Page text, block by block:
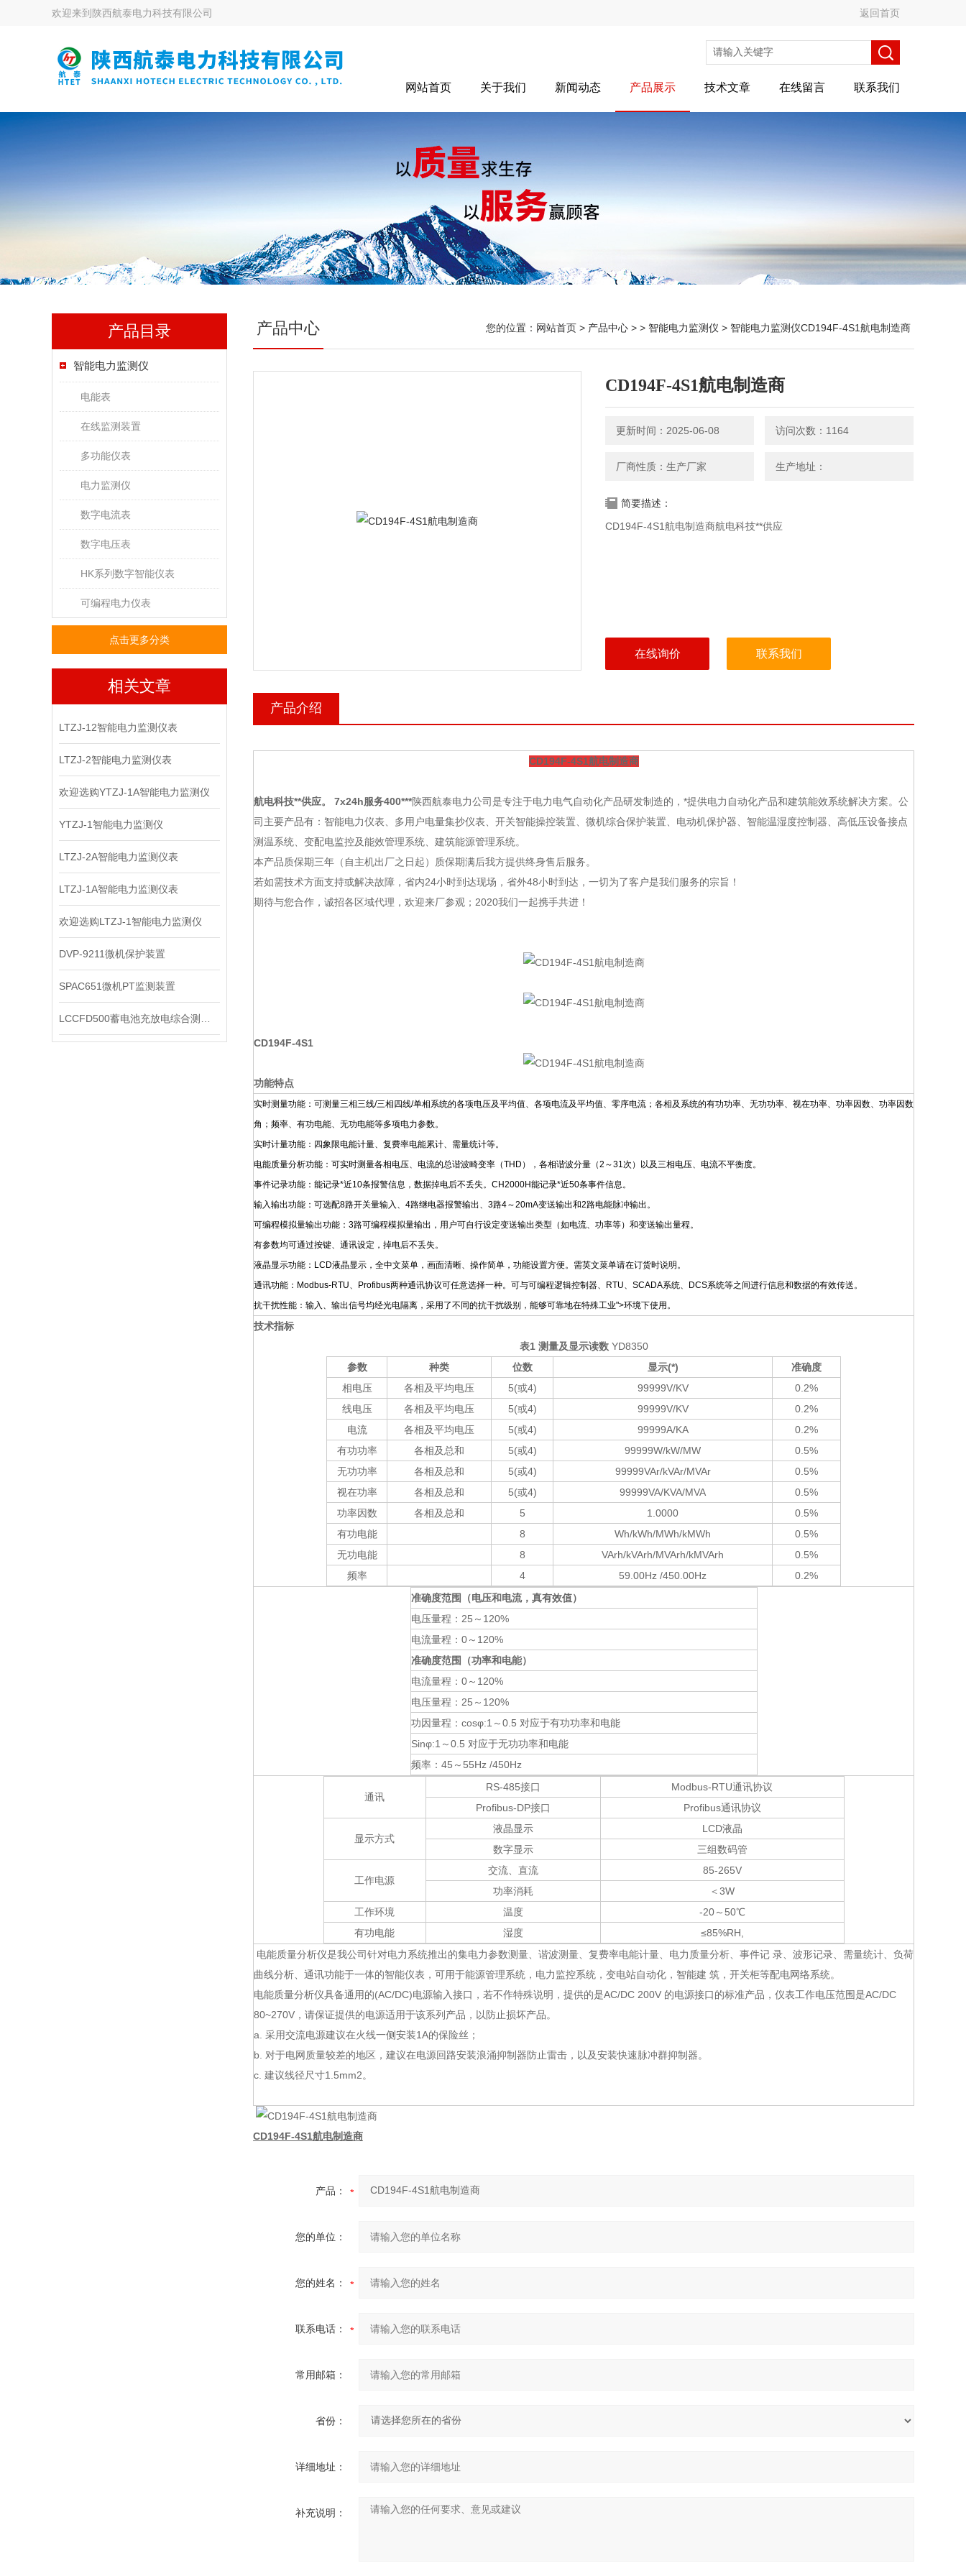
欢迎来到 陕西航泰电力科技有限公司 返回首页
网站首页 关于我们 新闻动态 产品展示 技术文章 在线留言 联系我们
产品目录
智能电力监测仪
电能表
在线监测装置
多功能仪表
电力监测仪
数字电流表
数字电压表
HK系列数字智能仪表
可编程电力仪表
点击更多分类
相关文章
LTZJ-12智能电力监测仪表
LTZJ-2智能电力监测仪表
欢迎选购YTZJ-1A智能电力监测仪
YTZJ-1智能电力监测仪
LTZJ-2A智能电力监测仪表
LTZJ-1A智能电力监测仪表
欢迎选购LTZJ-1智能电力监测仪
DVP-9211微机保护装置
SPAC651微机PT监测装置
产品中心 您的位置： 网站首页 > 产品中心 > > 智能电力监测仪 > 智能电力监测仪CD194F-4S1航电制造商
CD194F-4S1航电制造商
更新时间：2025-06-08 访问次数：1164
厂商性质：生产厂家 生产地址：
简要描述：
CD194F-4S1航电制造商航电科技**供应
在线询价 联系我们
产品介绍
CD194F-4S1航电制造商
航电科技**供应。 7x24h服务400***陕西航泰电力公司是专注于电力电气自动化产品研发制造的，*提供电力自动化产品和建筑能效系统解决方案。公
司主要产品有：智能电力仪表、多用户电量集抄仪表、开关智能操控装置、微机综合保护装置、电动机保护器、智能温湿度控制器、高低压设备接点
测温系统、变配电监控及能效管理系统、建筑能源管理系统。
本产品质保期三年（自主机出厂之日起）质保期满后我方提供终身售后服务。
若如需技术方面支持或解决故障，省内24小时到达现场，省外48小时到达，一切为了客户是我们服务的宗旨！
期待与您合作，诚招各区域代理，欢迎来厂参观；2020我们一起携手共进！
CD194F-4S1
功能特点
实时测量功能：可测量三相三线/三相四线/单相系统的各项电压及平均值、各项电流及平均值、零序电流；各相及系统的有功功率、无功功率、视在功率、功率因数、功率因数
角；频率、有功电能、无功电能等多项电力参数。
实时计量功能：四象限电能计量、复费率电能累计、需量统计等。
电能质量分析功能：可实时测量各相电压、电流的总谐波畸变率（THD），各相谐波分量（2～31次）以及三相电压、电流不平衡度。
事件记录功能：能记录*近10条报警信息，数据掉电后不丢失。CH2000H能记录*近50条事件信息。
输入输出功能：可选配8路开关量输入、4路继电器报警输出、3路4～20mA变送输出和2路电能脉冲输出。
可编程模拟量输出功能：3路可编程模拟量输出，用户可自行设定变送输出类型（如电流、功率等）和变送输出量程。
有参数均可通过按键、通讯设定，掉电后不丢失。
液晶显示功能：LCD液晶显示，全中文菜单，画面清晰、操作简单，功能设置方便。需英文菜单请在订货时说明。
通讯功能：Modbus-RTU、Profibus两种通讯协议可任意选择一种。可与可编程逻辑控制器、RTU、SCADA系统、DCS系统等之间进行信息和数据的有效传送。
抗干扰性能：输入、输出信号均经光电隔离，采用了不同的抗干扰级别，能够可靠地在特殊工业">环境下使用。
技术指标
表1 测量及显示读数 YD8350
参数
种类 位数 显示(*)
准确度
相电压
各相及平均电压 5(或4) 99999V/KV
0.2%
线电压
各相及平均电压 5(或4) 99999V/KV
0.2%
电流
各相及平均电压 5(或4) 99999A/KA
0.2%
有功功率
各相及总和 5(或4) 99999W/kW/MW
0.5%
无功功率
各相及总和 5(或4) 99999VAr/kVAr/MVAr
0.5%
视在功率
各相及总和 5(或4) 99999VA/KVA/MVA
0.5%
功率因数
各相及总和 5 1.0000
0.5%
有功电能
8 Wh/kWh/MWh/kMWh
0.5%
无功电能
8 VArh/kVArh/MVArh/kMVArh
0.5%
频率
4 59.00Hz /450.00Hz
0.2%
准确度范围（电压和电流，真有效值）
电压量程： 25～120%
电流量程： 0～120%
准确度范围（功率和电能）
电流量程： 0～120%
电压量程： 25～120%
功因量程： cosφ:1～0.5 对应于有功功率和电能
Sinφ:1～0.5 对应于无功功率和电能
频率： 45～55Hz /450Hz
通讯
RS-485接口
Modbus-RTU通讯协议
Profibus-DP接口
Profibus通讯协议
显示方式
液晶显示
LCD液晶
数字显示
三组数码管
工作电源
交流、直流
85-265V
功率消耗
＜3W
工作环境
温度 -20～ 50℃
有功电能
湿度
≤85%RH,
电能质量分析仪是我公司针对电力系统推出的集电力参数测量、谐波测量、复费率电能计量、电力质量分析、事件记 录、波形记录、需量统计、负荷
曲线分析、通讯功能于一体的智能仪表，可用于能源管理系统，电力监控系统，变电站自动化，智能建 筑，开关柜等配电网络系统。
电能质量分析仪具备通用的(AC/DC)电源输入接口，若不作特殊说明，提供的是AC/DC 200V 的电源接口的标准产品，仪表工作电压范围是AC/DC
80~270V，请保证提供的电源适用于该系列产品，以防止损坏产品。
a. 采用交流电源建议在火线一侧安装1A的保险丝；
b. 对于电网质量较差的地区，建议在电源回路安装浪涌抑制器防止雷击，以及安装快速脉冲群抑制器。
c. 建议线径尺寸1.5mm2。
CD194F-4S1航电制造商
产品：
您的单位：
您的姓名：
联系电话：
常用邮箱：
省份：
详细地址：
补充说明：